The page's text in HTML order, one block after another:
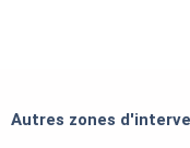
Autres zones